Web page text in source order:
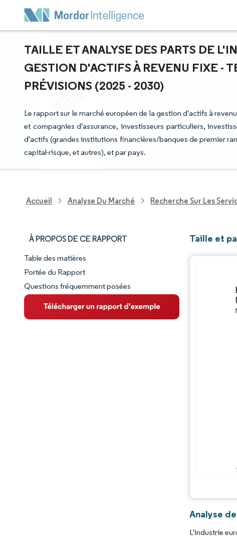
TAILLE ET ANALYSE DES PARTS DE
GESTION D'ACTIFS À REVENU FIXE -
PRÉVISIONS (2025 - 2030)
Le rapport sur le marché européen de la gestion d'actifs à
et compagnies d'assurance, investisseurs particuliers,
d'actifs (grandes institutions financières/banques de premier
capital-risque, et autres), et par pays.
Accueil Analyse Du Marché Recherche Sur Les
À PROPOS DE CE RAPPORT
Aperçu du marché
VUE D’ENSEMBLE DU MARCHÉ
Principales tendances du marché
Table des matières
Portée du Rapport
Questions fréquemment posées
Taille et
Analyse
L'industrie